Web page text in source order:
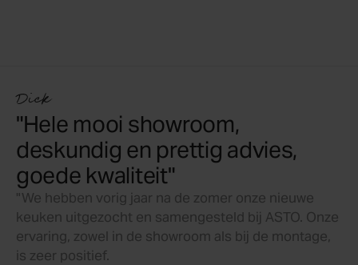
Dick
"Hele mooi showroom,
deskundig en prettig advies,
goede kwaliteit"
"We hebben vorig jaar na de zomer onze nieuwe
keuken uitgezocht en samengesteld bij ASTO. Onze
ervaring, zowel in de showroom als bij de montage,
is zeer positief.